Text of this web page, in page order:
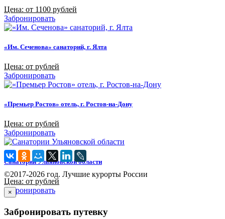
Цена: от 1100 рублей
Забронировать
«Им. Сеченова» санаторий, г. Ялта
Цена: от рублей
Забронировать
«Премьер Ростов» отель, г. Ростов-на-Дону
Цена: от рублей
Забронировать
Санатории Ульяновской области
Цена: от рублей
Забронировать
©2017-2026 год. Лучшие курорты России
×
Забронировать путевку